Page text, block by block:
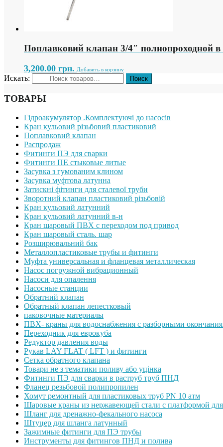
Поплавковий клапан 3/4″ полнопроходной в
3,200.00 грн. Добавить в корзину
Искать:
ТОВАРЫ
Гідроакумулятор .Комплектуючі до насосів
Кран кульовий різьбовий пластиковий
Поплавковий клапан
Распродаж
Фитинги ПЭ для сварки
Фитинги ПЕ стыковые литые
Засувка з гумованим клином
Засувка муфтова латунна
Затискні фітинги для сталевої труби
Зворотний клапан пластиковий різьбовій
Кран кульовий латунний
Кран кульовий латунний в-н
Кран шаровый ПВХ с переходом под привод
Кран шаровый сталь. шар
Розширювальний бак
Металлопластиковые трубы и фитинги
Муфта универсальная и фланцевая металлическая
Насос погружной вибрационный
Насоси для опалення
Насосные станции
Обратний клапан
Обратный клапан лепестковый
паковочные материалы
ПВХ- краны для водоснабжения с разборными
Переходник для еврокуба
Редуктор давления воды
Рукав LAY FLAT ( LFT ) и фитинги
Сетка обратного клапана
Товари не з тематики поливу або уцінка
Фитинги ПЭ для сварки в раструб труб ПНД
Фланец резьбовой полипропилен
Хомут ремонтный для пластиковых труб PN 10 атм
Шаровые краны из нержавеющей стали с платформой
Шланг для дренажно-фекального насоса
Штуцер для шланга латунный
Зажимные фитинги для ПЭ трубы
Инструменты для фитингов ПНД и полива